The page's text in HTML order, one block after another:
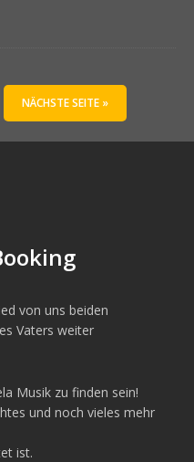
NÄCHSTE SEITE »
von uns beiden
Vaters weiter
Musik zu finden sein!
und noch vieles mehr
ist.